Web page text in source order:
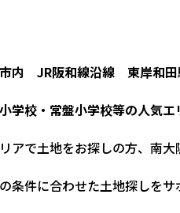
内 JR阪和線沿線 東岸和田
学校・常盤小学校等の人気エ
アで土地をお探しの方、南大
条件に合わせた土地探しをサ